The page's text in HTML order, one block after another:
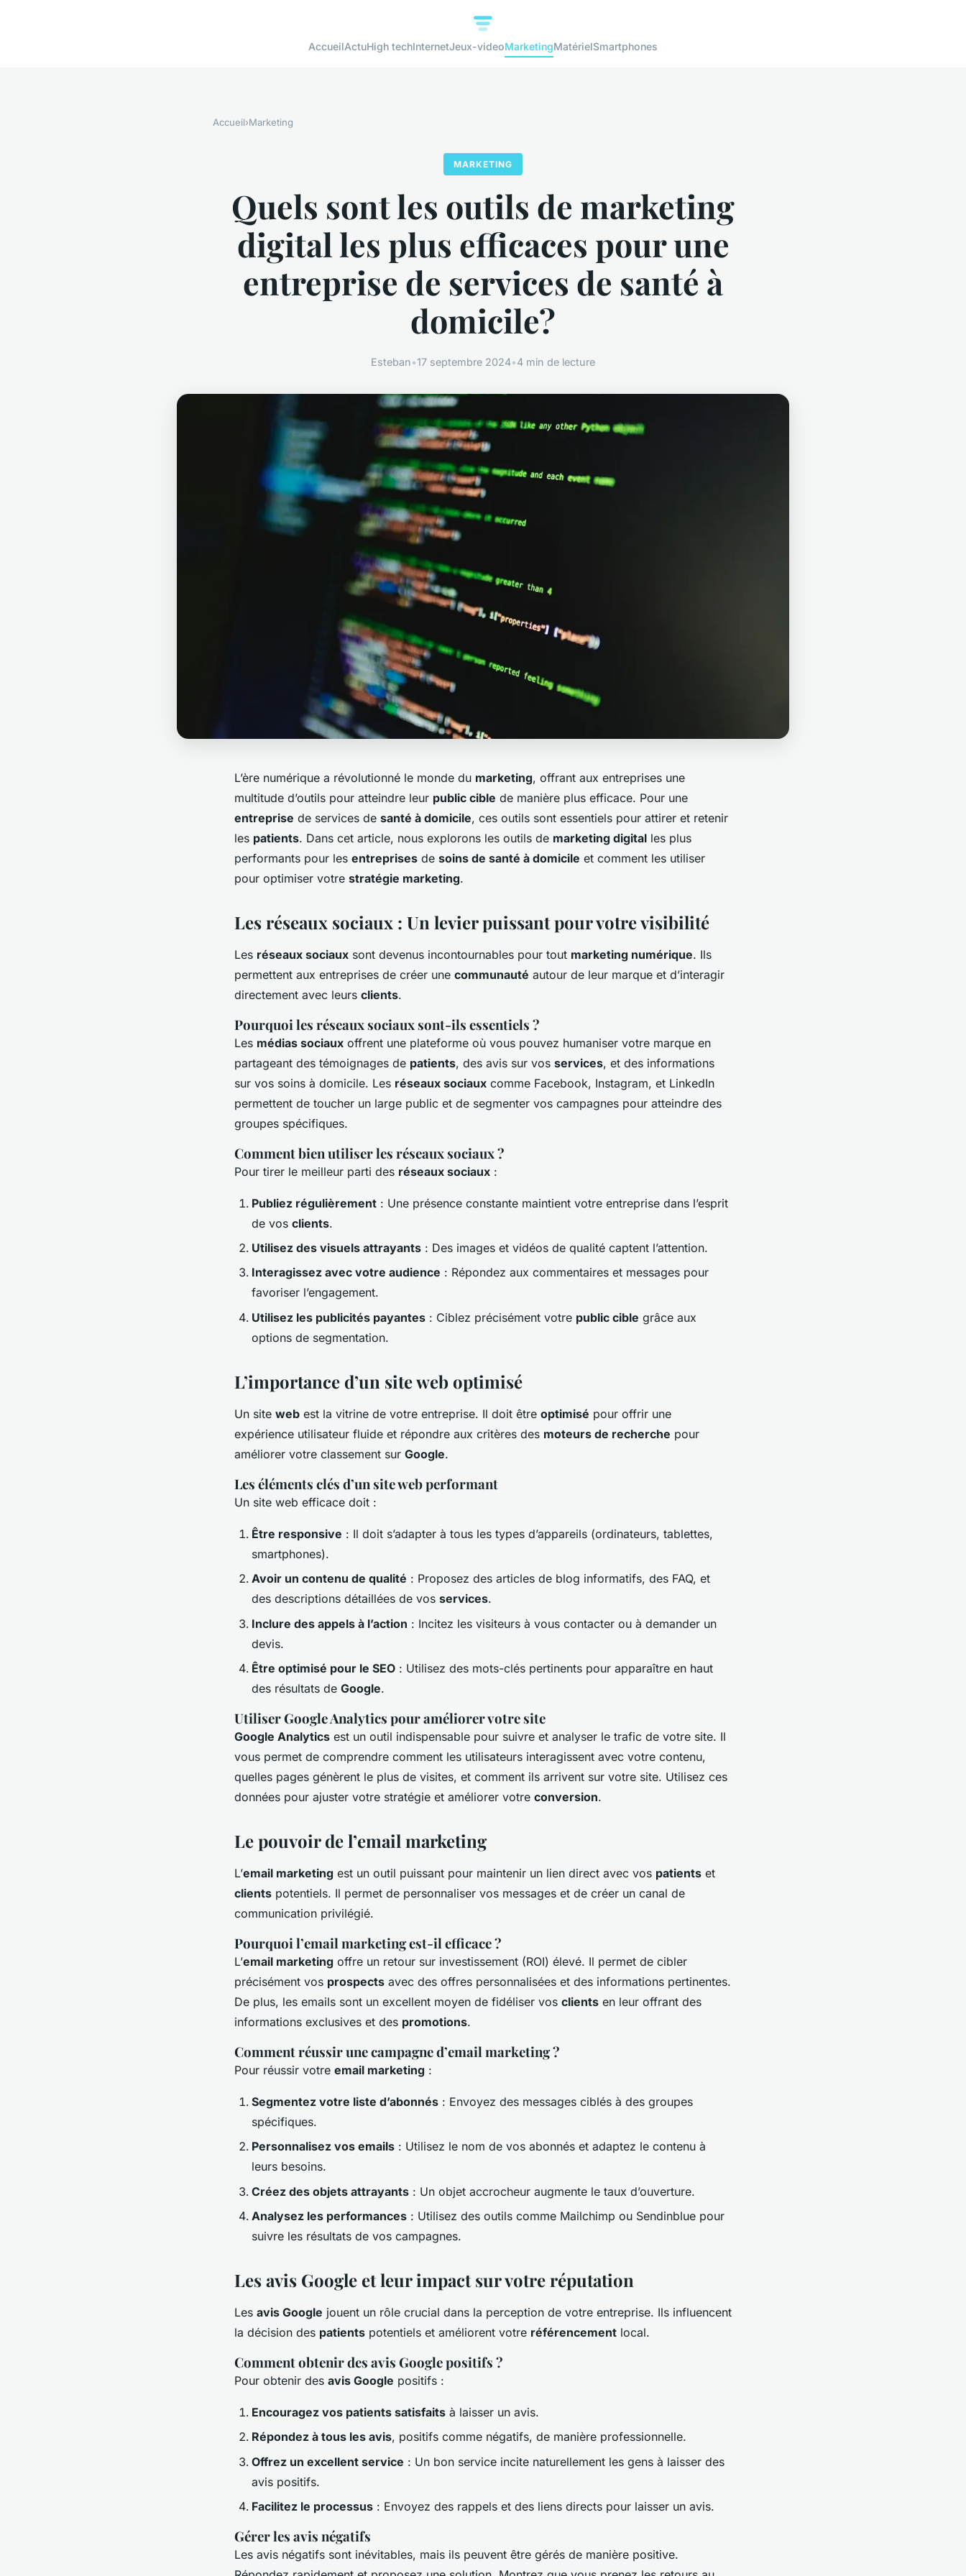
AccueilActuHigh techInternetJeux-videoMarketingMatérielSmartphones
Accueil›Marketing
MARKETING
Quels sont les outils de marketing
digital les plus efficaces pour une
entreprise de services de santé à
domicile?
Esteban•17 septembre 2024•4 min de lecture
L’ère numérique a révolutionné le monde du marketing, offrant aux entreprises une
multitude d’outils pour atteindre leur public cible de manière plus efficace. Pour une
entreprise de services de santé à domicile, ces outils sont essentiels pour attirer et retenir
les patients. Dans cet article, nous explorons les outils de marketing digital les plus
performants pour les entreprises de soins de santé à domicile et comment les utiliser
pour optimiser votre stratégie marketing.
Les réseaux sociaux : Un levier puissant pour votre visibilité
Les réseaux sociaux sont devenus incontournables pour tout marketing numérique. Ils
permettent aux entreprises de créer une communauté autour de leur marque et d’interagir
directement avec leurs clients.
Pourquoi les réseaux sociaux sont-ils essentiels ?
Les médias sociaux offrent une plateforme où vous pouvez humaniser votre marque en
partageant des témoignages de patients, des avis sur vos services, et des informations
sur vos soins à domicile. Les réseaux sociaux comme Facebook, Instagram, et LinkedIn
permettent de toucher un large public et de segmenter vos campagnes pour atteindre des
groupes spécifiques.
Comment bien utiliser les réseaux sociaux ?
Pour tirer le meilleur parti des réseaux sociaux :
Publiez régulièrement : Une présence constante maintient votre entreprise dans l’esprit
de vos clients.
Utilisez des visuels attrayants : Des images et vidéos de qualité captent l’attention.
Interagissez avec votre audience : Répondez aux commentaires et messages pour
favoriser l’engagement.
Utilisez les publicités payantes : Ciblez précisément votre public cible grâce aux
options de segmentation.
L’importance d’un site web optimisé
Un site web est la vitrine de votre entreprise. Il doit être optimisé pour offrir une
expérience utilisateur fluide et répondre aux critères des moteurs de recherche pour
améliorer votre classement sur Google.
Les éléments clés d’un site web performant
Un site web efficace doit :
Être responsive : Il doit s’adapter à tous les types d’appareils (ordinateurs, tablettes,
smartphones).
Avoir un contenu de qualité : Proposez des articles de blog informatifs, des FAQ, et
des descriptions détaillées de vos services.
Inclure des appels à l’action : Incitez les visiteurs à vous contacter ou à demander un
devis.
Être optimisé pour le SEO : Utilisez des mots-clés pertinents pour apparaître en haut
des résultats de Google.
Utiliser Google Analytics pour améliorer votre site
Google Analytics est un outil indispensable pour suivre et analyser le trafic de votre site. Il
vous permet de comprendre comment les utilisateurs interagissent avec votre contenu,
quelles pages génèrent le plus de visites, et comment ils arrivent sur votre site. Utilisez ces
données pour ajuster votre stratégie et améliorer votre conversion.
Le pouvoir de l’email marketing
L’email marketing est un outil puissant pour maintenir un lien direct avec vos patients et
clients potentiels. Il permet de personnaliser vos messages et de créer un canal de
communication privilégié.
Pourquoi l’email marketing est-il efficace ?
L’email marketing offre un retour sur investissement (ROI) élevé. Il permet de cibler
précisément vos prospects avec des offres personnalisées et des informations pertinentes.
De plus, les emails sont un excellent moyen de fidéliser vos clients en leur offrant des
informations exclusives et des promotions.
Comment réussir une campagne d’email marketing ?
Pour réussir votre email marketing :
Segmentez votre liste d’abonnés : Envoyez des messages ciblés à des groupes
spécifiques.
Personnalisez vos emails : Utilisez le nom de vos abonnés et adaptez le contenu à
leurs besoins.
Créez des objets attrayants : Un objet accrocheur augmente le taux d’ouverture.
Analysez les performances : Utilisez des outils comme Mailchimp ou Sendinblue pour
suivre les résultats de vos campagnes.
Les avis Google et leur impact sur votre réputation
Les avis Google jouent un rôle crucial dans la perception de votre entreprise. Ils influencent
la décision des patients potentiels et améliorent votre référencement local.
Comment obtenir des avis Google positifs ?
Pour obtenir des avis Google positifs :
Encouragez vos patients satisfaits à laisser un avis.
Répondez à tous les avis, positifs comme négatifs, de manière professionnelle.
Offrez un excellent service : Un bon service incite naturellement les gens à laisser des
avis positifs.
Facilitez le processus : Envoyez des rappels et des liens directs pour laisser un avis.
Gérer les avis négatifs
Les avis négatifs sont inévitables, mais ils peuvent être gérés de manière positive.